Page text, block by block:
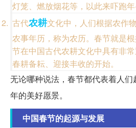
灯笼、燃放烟花等，以此来吓跑年
古代农耕文化中，人们根据农作
农事年历，称为农历。春节就是
节在中国古代农耕文化中具有非
春耕备耘、迎接丰收的开始。
无论哪种说法，春节都代表着人
年的美好愿景。
中国春节的起源与发展